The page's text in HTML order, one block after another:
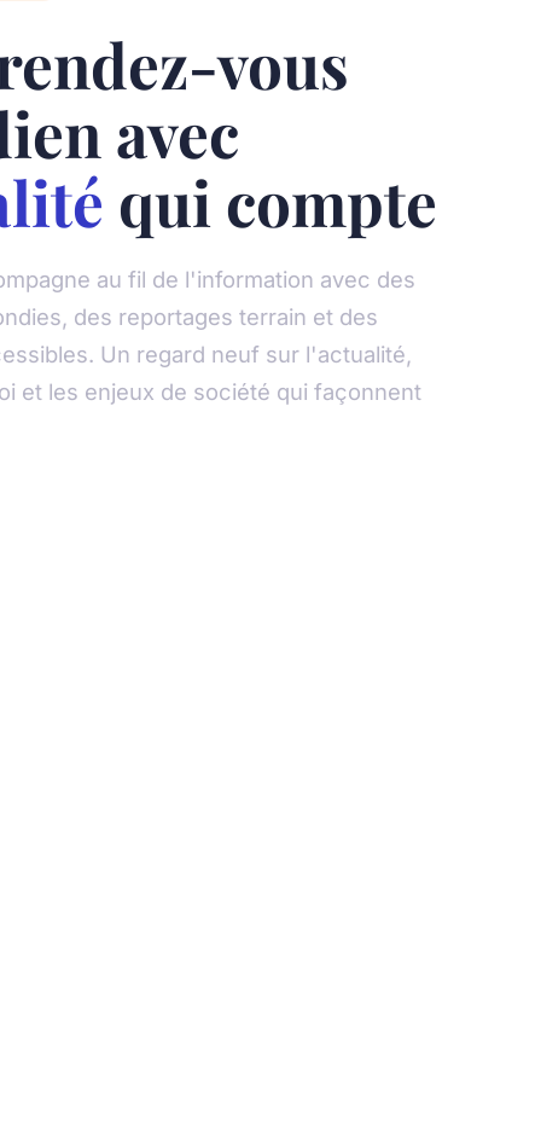
vous
avec
qui compte
au fil de l'information avec des
des reportages terrain et des
Un regard neuf sur l'actualité,
et les enjeux de société qui façonnent